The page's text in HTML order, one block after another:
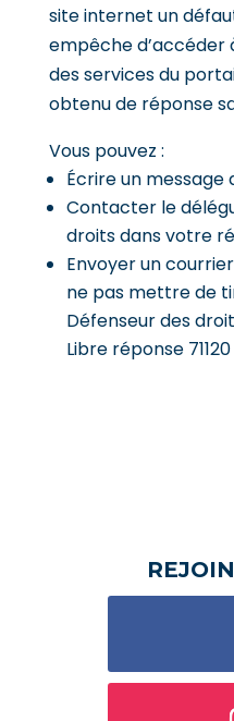
site internet un
empêche d’accéder
des services du
obtenu de réponse
Vous pouvez :
Écrire un message
Contacter le
droits dans votre
Envoyer un
ne pas mettre de
Défenseur des
Libre réponse